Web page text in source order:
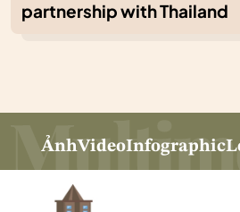
partnership with Thailand
ẢnhVideoInfographic